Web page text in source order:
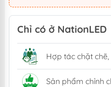
Chỉ có ở NationLED
Hợp tác chặt
Sản phẩm chỉnh